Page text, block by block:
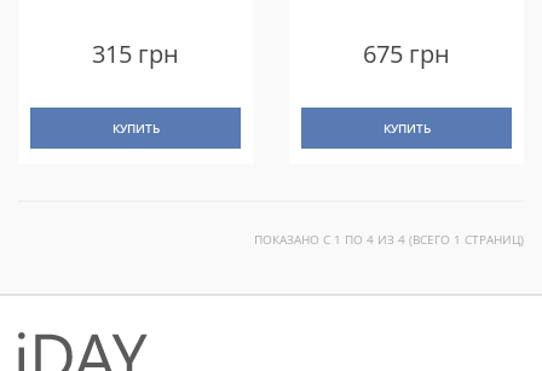
315 грн
КУПИТЬ
675 грн
КУПИТЬ
ПОКАЗАНО С 1 ПО 4 ИЗ 4 (ВСЕГО 1 СТРАНИЦ)